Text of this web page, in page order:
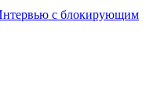
с блокирующим